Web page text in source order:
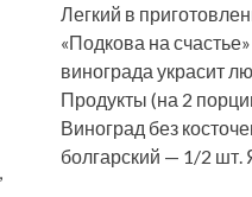
Легкий в
«Подкова на
винограда украсит
Продукты (на 2
Виноград без
болгарский — 1/2